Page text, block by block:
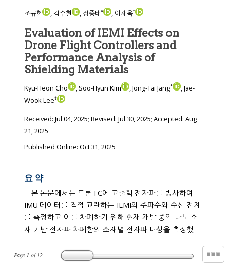
Page 1 of12
조규헌 , 김수현 , 장종태* , 이재욱†
Evaluation of IEMI Effects on
Drone Flight Controllers and
Performance Analysis of
Shielding Materials
Kyu-Heon Cho , Soo-Hyun Kim , Jong-Tai Jang*
, Jae-
Wook Lee†
Received: Jul 04, 2025; Revised: Jul 30, 2025; Accepted: Aug
21, 2025
Published Online: Oct 31, 2025
요 약
본 논문에서는 드론 FC에 고출력 전자파를 방사하여
IMU 데이터를 직접 교란하는 IEMI의 주파수와 수신 전계
를 측정하고 이를 차폐하기 위해 현재 개발 중인 나노 소
재 기반 전자파 차폐함의 소재별 전자파 내성을 측정했